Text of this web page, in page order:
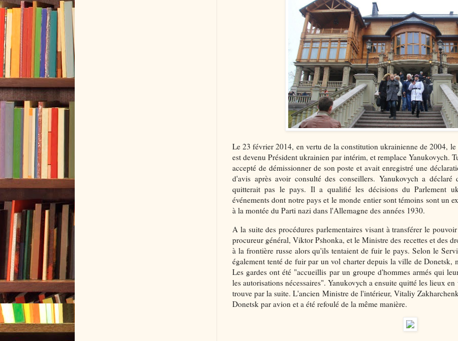
Le 23 février 2014, en vertu de la constitution ukrainienne de 2004,
est devenu Président ukrainien par intérim, et remplace Yanukovych.
accepté de démissionner de son poste et avait enregistré une
d'avis après avoir consulté des conseillers. Yanukovych a
quitterait pas le pays. Il a qualifié les décisions du Parlement
événements dont notre pays et le monde entier sont témoins sont un
à la montée du Parti nazi dans l'Allemagne des années 1930.
A la suite des procédures parlementaires visant à transférer le
procureur général, Viktor Pshonka, et le Ministre des recettes et des
à la frontière russe alors qu'ils tentaient de fuir le pays. Selon le
également tenté de fuir par un vol charter depuis la ville de Donetsk,
Les gardes ont été "accueillis par un groupe d'hommes armés qui
les autorisations nécessaires". Yanukovych a ensuite quitté les lieux
trouve par la suite. L'ancien Ministre de l'intérieur, Vitaliy
Donetsk par avion et a été refoulé de la même manière.